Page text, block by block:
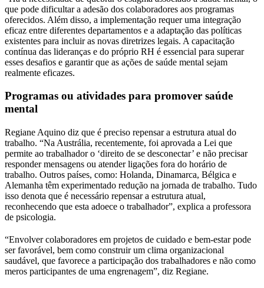
que pode dificultar a adesão dos colaboradores aos programas
oferecidos. Além disso, a implementação requer uma integração
eficaz entre diferentes departamentos e a adaptação das políticas
existentes para incluir as novas diretrizes legais. A capacitação
contínua das lideranças e do próprio RH é essencial para superar
esses desafios e garantir que as ações de saúde mental sejam
realmente eficazes.
Programas ou atividades para promover saúde
mental
Regiane Aquino diz que é preciso repensar a estrutura atual do
trabalho. “Na Austrália, recentemente, foi aprovada a Lei que
permite ao trabalhador o ‘direito de se desconectar’ e não precisar
responder mensagens ou atender ligações fora do horário de
trabalho. Outros países, como: Holanda, Dinamarca, Bélgica e
Alemanha têm experimentado redução na jornada de trabalho. Tudo
isso denota que é necessário repensar a estrutura atual,
reconhecendo que esta adoece o trabalhador”, explica a professora
de psicologia.
“Envolver colaboradores em projetos de cuidado e bem-estar pode
ser favorável, bem como construir um clima organizacional
saudável, que favorece a participação dos trabalhadores e não como
meros participantes de uma engrenagem”, diz Regiane.